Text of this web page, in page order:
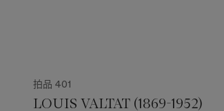
拍品 401
LOUIS VALTAT (1869-1952)